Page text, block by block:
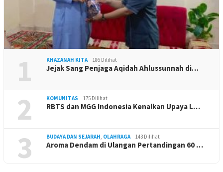
1 KHAZANAH KITA 186 Dilihat
Jejak Sang Penjaga Aqidah Ahlussunnah di…
2 KOMUNITAS 175 Dilihat
RBTS dan MGG Indonesia Kenalkan Upaya L…
3 BUDAYA DAN SEJARAH, OLAHRAGA 143 Dilihat
Aroma Dendam di Ulangan Pertandingan 60 …